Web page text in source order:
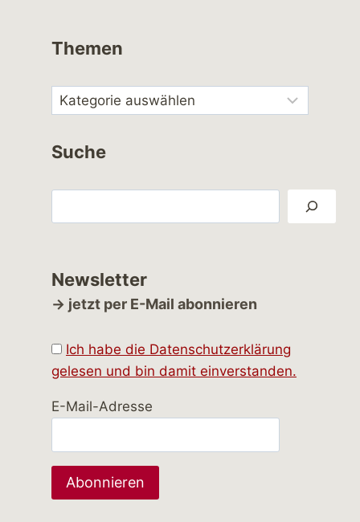
Themen
Suche
Newsletter
→ jetzt per E-Mail abonnieren
Ich habe die Datenschutzerklärung
gelesen und bin damit einverstanden.
E-Mail-Adresse